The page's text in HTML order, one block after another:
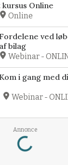
Online
Online
ved
bilag
Webinar -
i gang med
Webinar -
Annonce
Loading...